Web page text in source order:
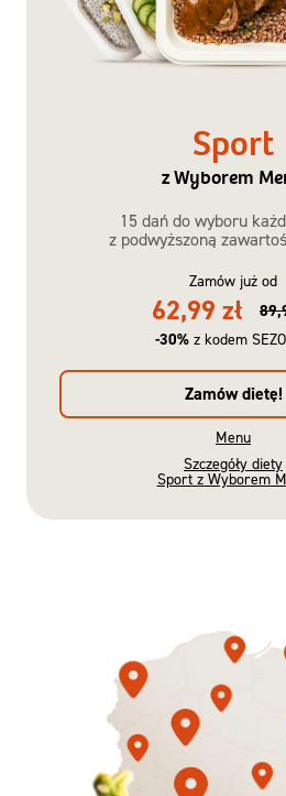
Sport
z Wyborem
15 dań do wyboru
z podwyższoną
Zamów już od
62,99 zł
-30% z kodem
Zamów dietę!
Menu
Szczegóły diety
Sport z Wyborem